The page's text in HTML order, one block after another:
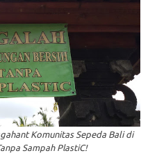
Komunitas Sepeda Balidi
Sampah PlastiC!